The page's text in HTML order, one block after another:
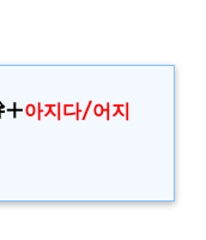
＋아지다/어지